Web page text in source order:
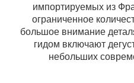
импортируемых из
ограниченное
большое внимание
гидом включают
небольших